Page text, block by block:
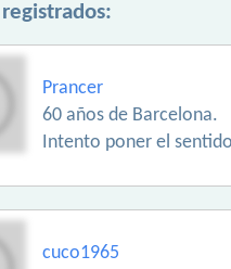
Prancer
60 años de Barcelona.
Intento poner el
cuco1965